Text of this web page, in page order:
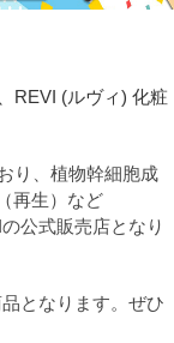
REVI (ルヴィ) 化粧
り、植物幹細胞成
再生）など
公式販売店となり
となります。ぜひ